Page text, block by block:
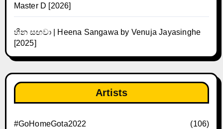
Master D [2026]
හීන සඟවා | Heena Sangawa by Venuja Jayasinghe
[2025]
Artists
#GoHomeGota2022 (106)